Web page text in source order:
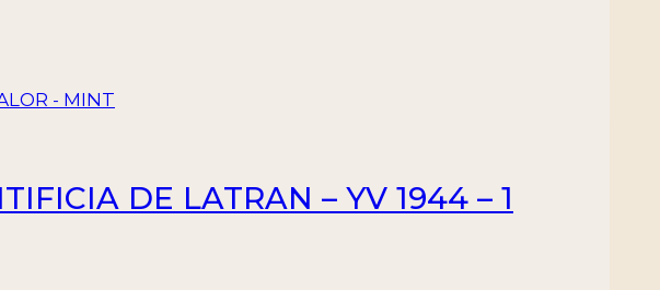
DE LATRAN – YV 1944 – 1